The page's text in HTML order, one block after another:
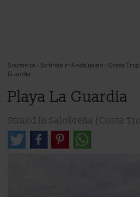
Startseite › Strände in Andalusien › Costa
Guardia
Playa La Guardia
Strand in Salobreña (Costa